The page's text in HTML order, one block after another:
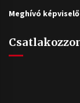
Meghívó